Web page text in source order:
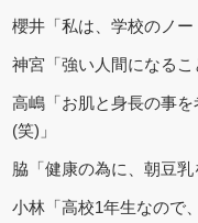
櫻井「私は、学校のノー
神宮「強い人間になるこ
高嶋「お肌と身長の事
(笑)」
脇「健康の為に、朝豆乳
小林「高校1年生なので